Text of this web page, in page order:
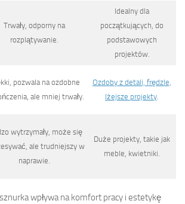
Trwały, odporny na
rozplątywanie.
Idealny dla
początkujących, do
podstawowych
projektów.
pozwala na ozdobne
ale mniej trwały.
Ozdoby z detali, frędzle,
lżejsze projekty
wytrzymały, może się
ale trudniejszy w
naprawie.
Duże projekty, takie jak
meble, kwietniki.
wpływa na komfort pracy i estetykę